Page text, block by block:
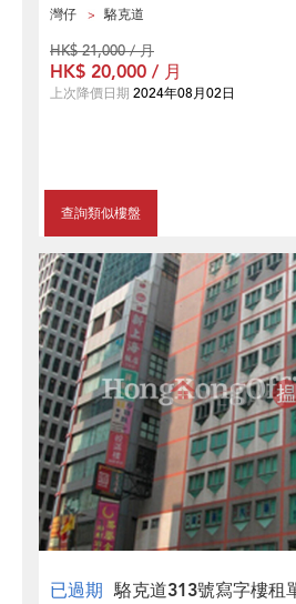
灣仔 駱克道
查詢類似樓盤
HK$ 21,000 / 月
HK$ 20,000 / 月
上次降價日期 2024年08月02日
已過期 駱克道313號寫字樓租